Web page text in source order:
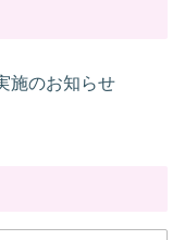
施のお知らせ